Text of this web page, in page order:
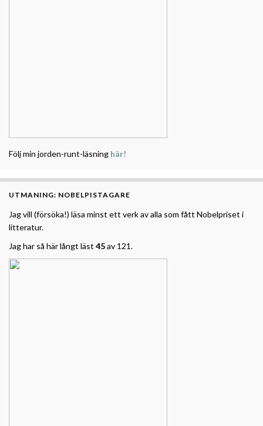
Följ min jorden-runt-läsning här!
UTMANING: NOBELPISTAGARE
Jag vill (försöka!) läsa minst ett verk av alla som fått Nobelpriset i
litteratur.
Jag har så här långt läst 45av 121.